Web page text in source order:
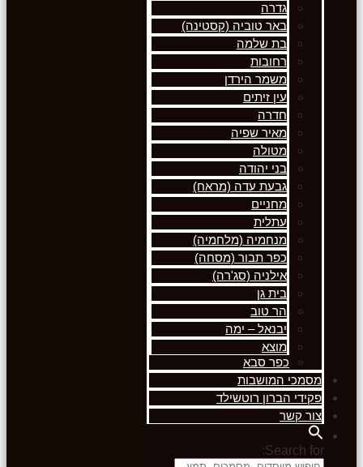
גדרה
באר טוביה (קסטינה)
בת שלמה
רחובות
משמר הירדן
עין זיתים
חדרה
מאיר שפיה
מטולה
בני יהודה
גבעת עדה (מראח)
מחניים
עתלית
מנחמיה (מלחמיה)
כפר תבור (מסחה)
אילניה (סג'רה)
בית גן
הר טוב
יבנאל – ימה
מוצא
כפר סבא
מסמכי המושבות
פקידי הברון רוטשילד
צור קשר
Search for: